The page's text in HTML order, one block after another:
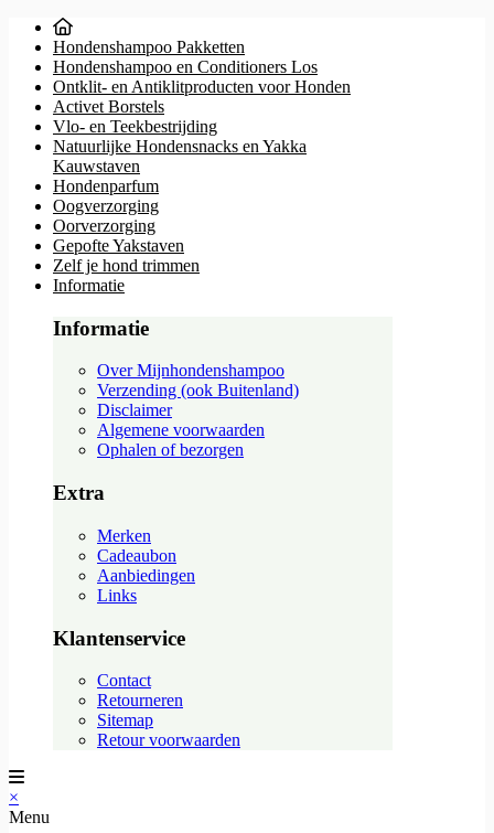
Hondenshampoo Pakketten
Hondenshampoo en Conditioners Los
Ontklit- en Antiklitproducten voor Honden
Activet Borstels
Vlo- en Teekbestrijding
Natuurlijke Hondensnacks en Yakka
Kauwstaven
Hondenparfum
Oogverzorging
Oorverzorging
Gepofte Yakstaven
Zelf je hond trimmen
Informatie
Informatie
Over Mijnhondenshampoo
Verzending (ook Buitenland)
Disclaimer
Algemene voorwaarden
Ophalen of bezorgen
Extra
Merken
Cadeaubon
Aanbiedingen
Links
Klantenservice
Contact
Retourneren
Sitemap
Retour voorwaarden
×
Menu